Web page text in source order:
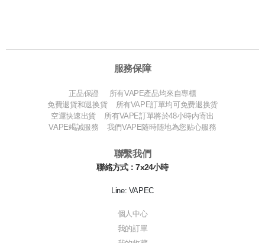
服務保障
正品保證 所有VAPE產品均來自專櫃
免費退貨和退换貨 所有VAPE訂單均可免费退换货
空運快速出貨 所有VAPE訂單將於48小時内寄出
VAPE竭誠服務 我們VAPE随時随地為您贴心服務
聯繫我們
聯絡方式：7x24小時
Line: VAPEC
個人中心
我的訂單